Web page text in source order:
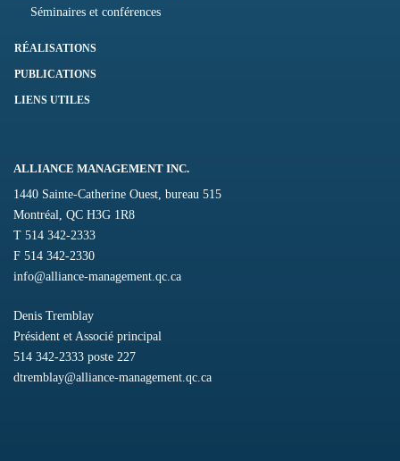
Séminaires et conférences
RÉALISATIONS
PUBLICATIONS
LIENS UTILES
ALLIANCE MANAGEMENT INC.
1440 Sainte-Catherine Ouest, bureau 515
Montréal, QC H3G 1R8
T 514 342-2333
F 514 342-2330
info@alliance-management.qc.ca
Denis Tremblay
Président et Associé principal
514 342-2333 poste 227
dtremblay@alliance-management.qc.ca